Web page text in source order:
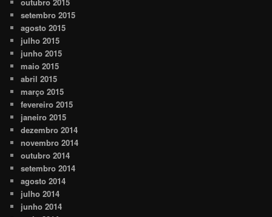
setembro 2015
agosto 2015
julho 2015
junho 2015
maio 2015
abril 2015
março 2015
fevereiro 2015
janeiro 2015
dezembro 2014
novembro 2014
outubro 2014
setembro 2014
agosto 2014
julho 2014
junho 2014